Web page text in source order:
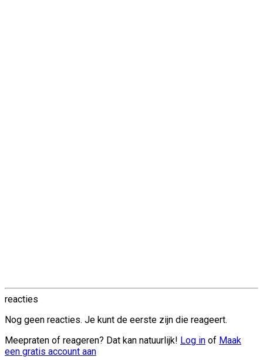
reacties
Nog geen reacties. Je kunt de eerste zijn die reageert.
Meepraten of reageren? Dat kan natuurlijk! Log in of Maak
een gratis account aan